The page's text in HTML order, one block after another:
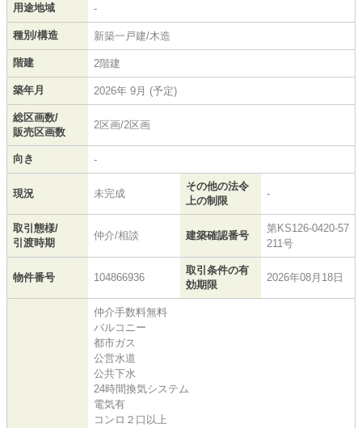
用途地域 -
種別/構造 新築一戸建/木造
階建 2階建
築年月 2026年 9月 (予定)
総区画数/
販売区画数
2区画/2区画
向き -
現況 未完成
その他の法令
上の制限
-
取引態様/
引渡時期
仲介/相談 建築確認番号
第KS126-0420-57
211号
物件番号 104866936
取引条件の有
効期限
2026年08月18日
仲介手数料無料
バルコニー
都市ガス
公営水道
公共下水
24時間換気システム
電気有
コンロ２口以上